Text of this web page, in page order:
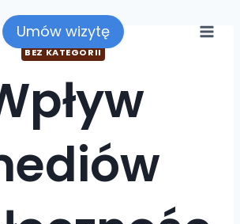
Umów wizytę
BEZ KATEGORII